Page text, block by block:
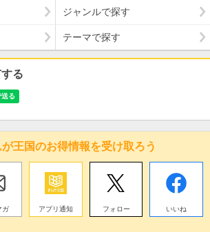
ジャンルで探す
テーマで探す
る
が王国のお得情報を受け取ろう
ガ アプリ通知 フォロー いいね